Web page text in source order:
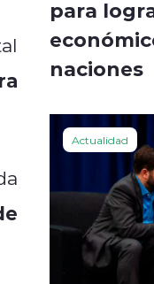
para
naciones
Actualidad